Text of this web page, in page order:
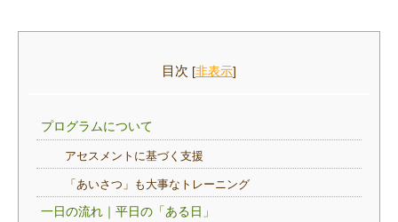
目次 [非表示]
プログラムについて
アセスメントに基づく支援
「あいさつ」も大事なトレーニング
一日の流れ｜平日の「ある日」